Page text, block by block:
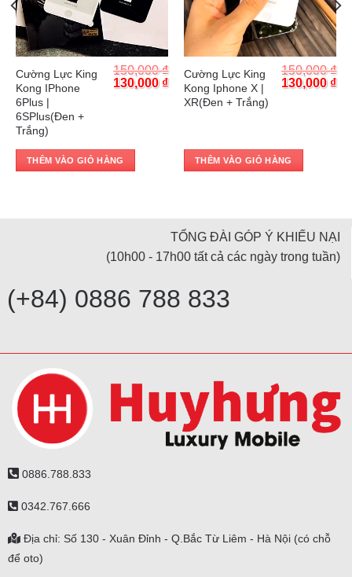
Trả góp 0%
Cường Lực King
Kong IPhone
6Plus |
6SPlus(Đen +
Trắng)
150,000₫
Original
price
130,000 ₫Current
price
THÊM VÀO GIỎ HÀNG
Trả góp 0%
Cường Lực King
Kong Iphone X |
XR(Đen + Trắng)
150,000₫
Original
price
130,000 ₫
THÊM VÀO GIỎ HÀNG
Current
price
130,000 ₫.
TỔNG ĐÀI GÓP Ý KHIẾU NẠI
(10h00 - 17h00 tất cả các ngày trong tuần)
(+84) 0886 788 833
0886.788.833
0342.767.666
Địa chỉ: Số 130 - Xuân Đỉnh - Q.Bắc Từ Liêm - Hà Nội (có chỗ
để oto)